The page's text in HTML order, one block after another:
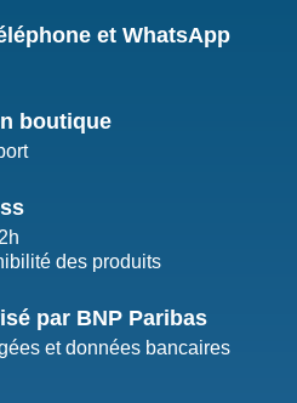
et WhatsApp
boutique
des produits
par BNP Paribas
et données bancaires